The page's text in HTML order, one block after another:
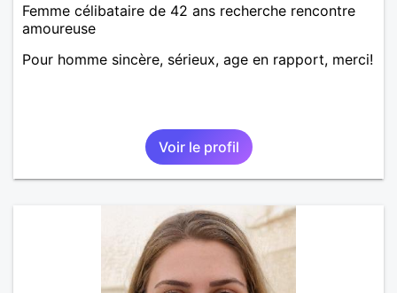
Femme célibataire de 42 ans recherche rencontre
amoureuse
Pour homme sincère, sérieux, age en rapport, merci!
Voir le profil